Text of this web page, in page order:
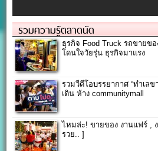
รวมความรู้ตลาดนัด
ธุรกิจ Food Truck รถขายข
โดนใจวัยรุ่น ธุรกิจมาแรง
รวมวีดีโอบรรยากาศ “ทำเล
เดิน ห้าง communitymall
ไหมล่ะ! ขายของ งานแฟร์ ,
รวย.. ]